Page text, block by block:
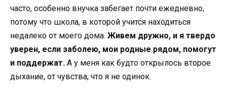
часто, особенно внучка забегает почти ежедневно,
потому что школа, в которой учится находиться
недалеко от моего дома. Живем дружно, и я твердо
уверен, если заболею, мои родные рядом, помогут
и поддержат. А у меня как будто открылось второе
дыхание, от чувства, что я не одинок.